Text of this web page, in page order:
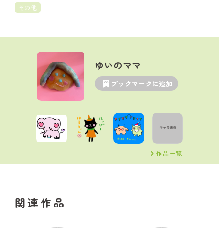
その他
ゆいのママ
ブックマークに追加
作品一覧
関連作品